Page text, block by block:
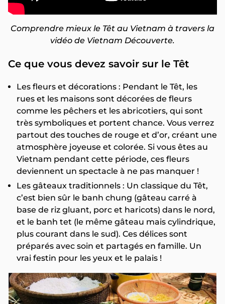
Comprendre mieux le Têt au Vietnam à travers la
vidéo de Vietnam Découverte.
Ce que vous devez savoir sur le Têt
Les fleurs et décorations : Pendant le Têt, les
rues et les maisons sont décorées de fleurs
comme les pêchers et les abricotiers, qui sont
très symboliques et portent chance. Vous verrez
partout des touches de rouge et d’or, créant une
atmosphère joyeuse et colorée. Si vous êtes au
Vietnam pendant cette période, ces fleurs
deviennent un spectacle à ne pas manquer !
Les gâteaux traditionnels : Un classique du Têt,
c’est bien sûr le banh chung (gâteau carré à
base de riz gluant, porc et haricots) dans le nord,
et le banh tet (le même gâteau mais cylindrique,
plus courant dans le sud). Ces délices sont
préparés avec soin et partagés en famille. Un
vrai festin pour les yeux et le palais !